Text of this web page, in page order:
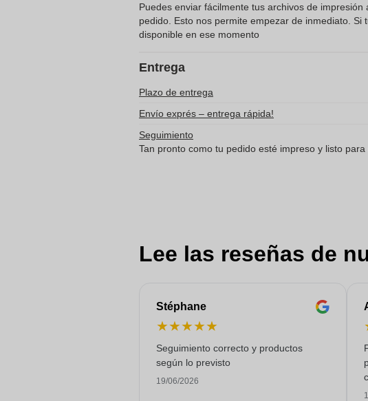
Puedes enviar fácilmente tus archivos de impresión
pedido. Esto nos permite empezar de inmediato. Si
disponible en ese momento
Entrega
Plazo de entrega
Envío exprés – entrega rápida!
Seguimiento
Tan pronto como tu pedido esté impreso y listo
Lee las reseñas de
Stéphane
★★★★★
Seguimiento correcto y productos
según lo previsto
19/06/2026